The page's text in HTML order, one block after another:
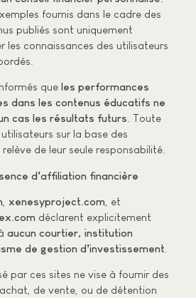
fournis dans le cadre des
publiés sont uniquement
les connaissances des utilisateurs
que les performances
dans les contenus éducatifs ne
cas les résultats futurs . Toute
sur la base des
de leur seule responsabilité.
d’affiliation financière
xenesyproject.com , et
déclarent explicitement
aucun courtier, institution
de gestion d’investissement
par ces sites ne vise à fournir des
de vente, ou de détention